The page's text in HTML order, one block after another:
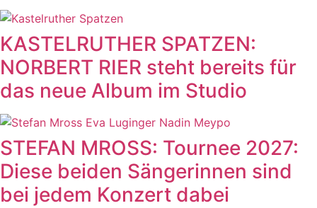
KASTELRUTHER SPATZEN:
NORBERT RIER steht bereits für
das neue Album im Studio
STEFAN MROSS: Tournee 2027:
Diese beiden Sängerinnen sind
bei jedem Konzert dabei